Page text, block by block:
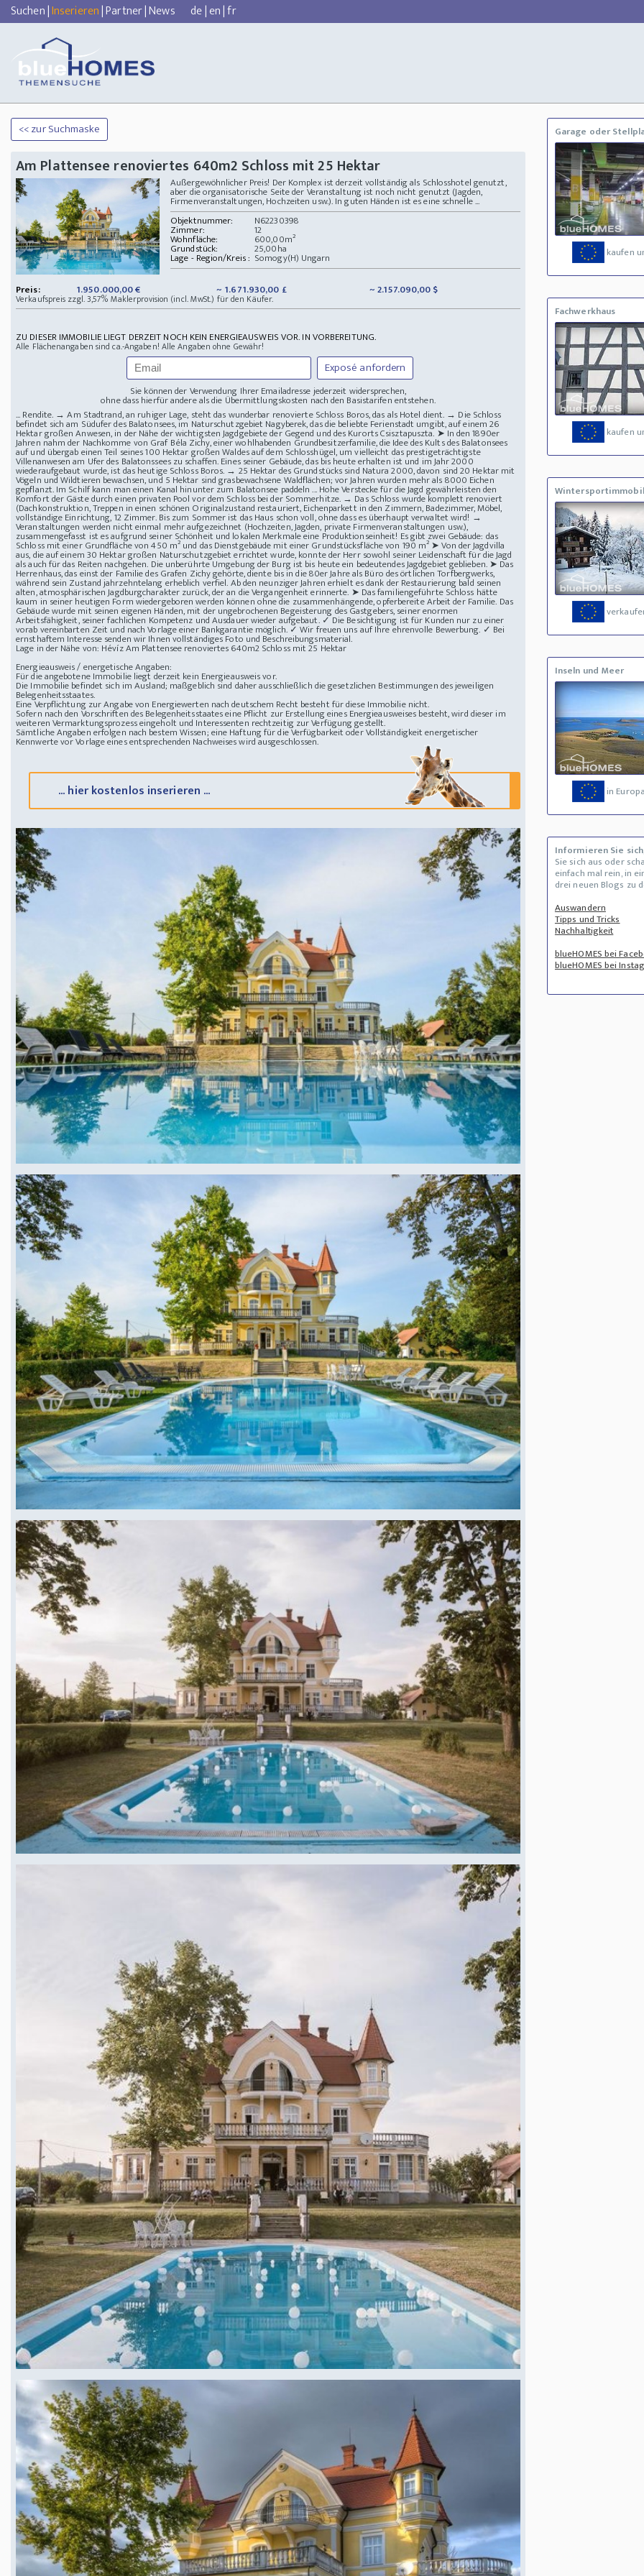
Suchen|Inserieren|Partner|News de|en|fr
<< zur Suchmaske
Am Plattensee renoviertes 640m2 Schloss mit 25 Hektar
Außergewöhnlicher Preis! Der Komplex ist derzeit vollständig als Schlosshotel genutzt,
aber die organisatorische Seite der Veranstaltung ist noch nicht genutzt (Jagden,
Firmenveranstaltungen, Hochzeiten usw.). In guten Händen ist es eine schnelle ...
Objektnummer:
N62230398
Zimmer: 12
Wohnfläche: 600,00m²
Grundstück: 25,00ha
Lage - Region/Kreis : Somogy(H) Ungarn
Preis:
1.950.000,00 € ~ 1.671.930,00 £ ~ 2.157.090,00 $
Verkaufspreis zzgl. 3,57% Maklerprovision (incl. MwSt.) für den Käufer.
ZU DIESER IMMOBILIE LIEGT DERZEIT NOCH KEIN ENERGIEAUSWEIS VOR. IN VORBEREITUNG.
Alle Flächenangaben sind ca.-Angaben! Alle Angaben ohne Gewähr!
Exposé anfordern
Sie können der Verwendung Ihrer Emailadresse jederzeit widersprechen,
ohne dass hierfür andere als die Übermittlungskosten nach den Basistarifen entstehen.
... Rendite. → Am Stadtrand, an ruhiger Lage, steht das wunderbar renovierte Schloss Boros, das als Hotel dient. → Die Schloss
befindet sich am Südufer des Balatonsees, im Naturschutzgebiet Nagyberek, das die beliebte Ferienstadt umgibt, auf einem 26
Hektar großen Anwesen, in der Nähe der wichtigsten Jagdgebiete der Gegend und des Kurorts Csisztapuszta. ➤ In den 1890er
Jahren nahm der Nachkomme von Graf Béla Zichy, einer wohlhabenden Grundbesitzerfamilie, die Idee des Kults des Balatonsees
auf und übergab einen Teil seines 100 Hektar großen Waldes auf dem Schlosshügel, um vielleicht das prestigeträchtigste
Villenanwesen am Ufer des Balatonssees zu schaffen. Eines seiner Gebäude, das bis heute erhalten ist und im Jahr 2000
wiederaufgebaut wurde, ist das heutige Schloss Boros. → 25 Hektar des Grundstücks sind Natura 2000, davon sind 20 Hektar mit
Vögeln und Wildtieren bewachsen, und 5 Hektar sind grasbewachsene Waldflächen; vor Jahren wurden mehr als 8000 Eichen
gepflanzt. Im Schilf kann man einen Kanal hinunter zum Balatonsee paddeln ... Hohe Verstecke für die Jagd gewährleisten den
Komfort der Gäste durch einen privaten Pool vor dem Schloss bei der Sommerhitze. → Das Schloss wurde komplett renoviert
(Dachkonstruktion, Treppen in einen schönen Originalzustand restauriert, Eichenparkett in den Zimmern, Badezimmer, Möbel,
vollständige Einrichtung, 12 Zimmer. Bis zum Sommer ist das Haus schon voll, ohne dass es überhaupt verwaltet wird! →
Veranstaltungen werden nicht einmal mehr aufgezeichnet (Hochzeiten, Jagden, private Firmenveranstaltungen usw.),
zusammengefasst ist es aufgrund seiner Schönheit und lokalen Merkmale eine Produktionseinheit! Es gibt zwei Gebäude: das
Schloss mit einer Grundfläche von 450 m² und das Dienstgebäude mit einer Grundstücksfläche von 190 m² ➤ Von der Jagdvilla
aus, die auf einem 30 Hektar großen Naturschutzgebiet errichtet wurde, konnte der Herr sowohl seiner Leidenschaft für die Jagd
als auch für das Reiten nachgehen. Die unberührte Umgebung der Burg ist bis heute ein bedeutendes Jagdgebiet geblieben. ➤ Das
Herrenhaus, das einst der Familie des Grafen Zichy gehörte, diente bis in die 80er Jahre als Büro des örtlichen Torfbergwerks,
während sein Zustand jahrzehntelang erheblich verfiel. Ab den neunziger Jahren erhielt es dank der Restaurierung bald seinen
alten, atmosphärischen Jagdburgcharakter zurück, der an die Vergangenheit erinnerte. ➤ Das familiengeführte Schloss hätte
kaum in seiner heutigen Form wiedergeboren werden können ohne die zusammenhängende, opferbereite Arbeit der Familie. Das
Gebäude wurde mit seinen eigenen Händen, mit der ungebrochenen Begeisterung des Gastgebers, seiner enormen
Arbeitsfähigkeit, seiner fachlichen Kompetenz und Ausdauer wieder aufgebaut. ✓ Die Besichtigung ist für Kunden nur zu einer
vorab vereinbarten Zeit und nach Vorlage einer Bankgarantie möglich. ✓ Wir freuen uns auf Ihre ehrenvolle Bewerbung. ✓ Bei
ernsthaftem Interesse senden wir Ihnen vollständiges Foto und Beschreibungsmaterial.
Lage in der Nähe von: HévízAm Plattensee renoviertes 640m2 Schloss mit 25 Hektar
Energieausweis / energetische Angaben:
Für die angebotene Immobilie liegt derzeit kein Energieausweis vor.
Die Immobilie befindet sich im Ausland; maßgeblich sind daher ausschließlich die gesetzlichen Bestimmungen des jeweiligen
Belegenheitsstaates.
Eine Verpflichtung zur Angabe von Energiewerten nach deutschem Recht besteht für diese Immobilie nicht.
Sofern nach den Vorschriften des Belegenheitsstaates eine Pflicht zur Erstellung eines Energieausweises besteht, wird dieser im
weiteren Vermarktungsprozess eingeholt und Interessenten rechtzeitig zur Verfügung gestellt.
Sämtliche Angaben erfolgen nach bestem Wissen; eine Haftung für die Verfügbarkeit oder Vollständigkeit energetischer
Kennwerte vor Vorlage eines entsprechenden Nachweises wird ausgeschlossen.
... hier kostenlos inserieren ...
Garage oder
kaufen
Fachwerkhaus
kaufen
Inseln und Meer
in Europa
Informieren Sie sich
Sie sich aus oder
einfach mal rein, in
drei neuen Blogs zu
Auswandern
Tipps und Tricks
Nachhaltigkeit
blueHOMES bei
blueHOMES bei